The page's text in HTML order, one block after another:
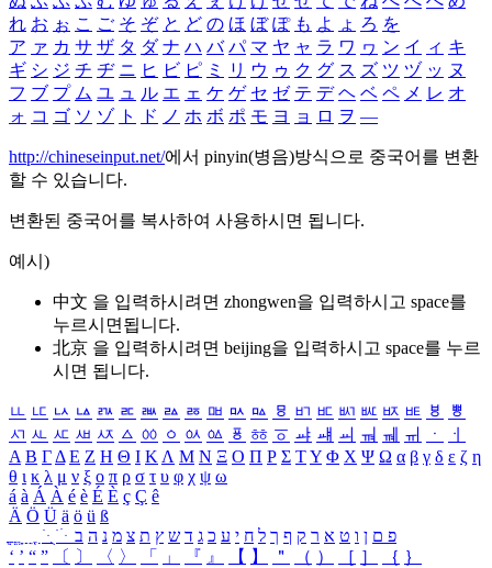
れ お ぉ こ ご そ ぞ と ど の ほ ぼ ぽ も よ ょ ろ を
ア ァ カ サ ザ タ ダ ナ ハ バ パ マ ヤ ャ ラ ワ ヮ ン イ ィ キ
ギ シ ジ チ ヂ ニ ヒ ビ ピ ミ リ ウ ゥ ク グ ス ズ ツ ヅ ッ ヌ
フ ブ プ ム ユ ュ ル エ ェ ケ ゲ セ ゼ テ デ ヘ ベ ペ メ レ オ
ォ コ ゴ ソ ゾ ト ド ノ ホ ボ ポ モ ヨ ョ ロ ヲ ―
http://chineseinput.net/에서 pinyin(병음)방식으로 중국어를 변환
할 수 있습니다.
변환된 중국어를 복사하여 사용하시면 됩니다.
예시)
中文 을 입력하시려면 zhongwen을 입력하시고 space를
누르시면됩니다.
北京 을 입력하시려면 beijing을 입력하시고 space를 누르
시면 됩니다.
ㅥ ㅦ ㅧ ㅨ ㅩ ㅪ ㅫ ㅬ ㅭ ㅮ ㅯ ㅰ ㅱ ㅲ ㅳ ㅴ ㅵ ㅶ ㅷ ㅸ
ㅹ
ㅺ ㅻ ㅼ ㅽ ㅾ ㅿ ㆀ ㆁ ㆂ ㆃ ㆄ ㆅ ㆆ ㆇ ㆈ ㆉ ㆊ ㆋ ㆌ ㆍ
ㆎ
Α Β ΓΔ Ε Ζ Η Θ Ι ΚΛ Μ Ν Ξ Ο Π Ρ Σ ΤΥ Φ Χ Ψ Ω α β γ δ ε ζ η
θ ι κ λ μ ν ξ ο π ρ σ τ υ φ χ ψ ω
á à Á À é è É È ç Ç ê
Ä Ö Ü ä ö ü ß
ִֶֹ ֻּ ׁׂ פ ם ן ו ט א ר ק ף ך ל ח י ע כ ג ד ש ץ ת צ מ נ ה ב
‘ ’ “ ” 〔 〕 〈 〉 「 」 『 』 【 】 ＂ （ ） ［ ］ ｛ ｝